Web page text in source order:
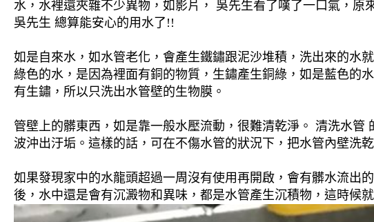
水，水裡還夾雜不少異物，如影片， 吳先生看了嘆了一口氣，
吳先生 總算能安心的用水了!!
如是自來水，如水管老化，會產生鐵鏽跟泥沙堆積，洗出來的水
綠色的水，是因為裡面有銅的物質，生鏽產生銅綠，如是藍色的
有生鏽，所以只洗出水管壁的生物膜。
管壁上的髒東西，如是靠一般水壓流動，很難清乾淨。 清洗水
波沖出汙垢。這樣的話，可在不傷水管的狀況下，把水管內壁洗乾
如果發現家中的水龍頭超過一周沒有使用再開啟，會有髒水流出
後，水中還是會有沉澱物和異味，都是水管產生沉積物，這時候